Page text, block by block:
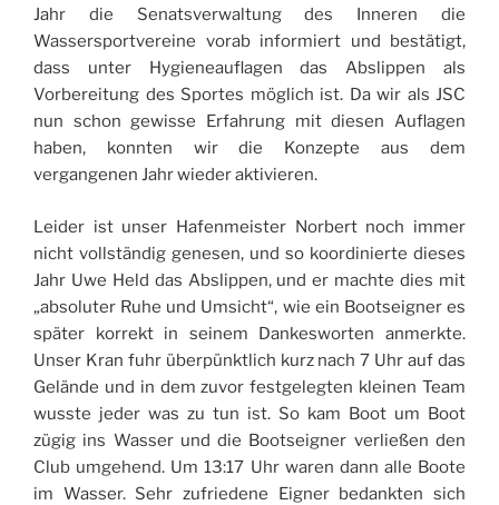
Jahr die Senatsverwaltung des Inneren die
Wassersportvereine vorab informiert und bestätigt,
dass unter Hygieneauflagen das Abslippen als
Vorbereitung des Sportes möglich ist. Da wir als JSC
nun schon gewisse Erfahrung mit diesen Auflagen
haben, konnten wir die Konzepte aus dem
vergangenen Jahr wieder aktivieren.
Leider ist unser Hafenmeister Norbert noch immer
nicht vollständig genesen, und so koordinierte dieses
Jahr Uwe Held das Abslippen, und er machte dies mit
„absoluter Ruhe und Umsicht“, wie ein Bootseigner es
später korrekt in seinem Dankesworten anmerkte.
Unser Kran fuhr überpünktlich kurz nach 7 Uhr auf das
Gelände und in dem zuvor festgelegten kleinen Team
wusste jeder was zu tun ist. So kam Boot um Boot
zügig ins Wasser und die Bootseigner verließen den
Club umgehend. Um 13:17 Uhr waren dann alle Boote
im Wasser. Sehr zufriedene Eigner bedankten sich